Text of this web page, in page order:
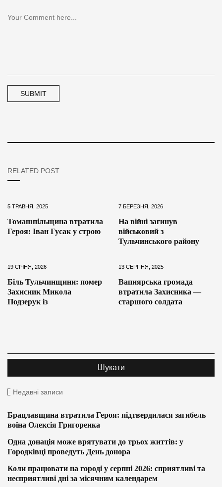
RELATED POST
5 ТРАВНЯ, 2025
Томашпільщина втратила
Героя: Іван Гусак у строю
7 БЕРЕЗНЯ, 2026
На війні загинув
військовий з
Тульчинського району
19 СІЧНЯ, 2026
Біль Тульчинщини: помер
Захисник Микола
Подзерук із
13 СЕРПНЯ, 2025
Вапнярська громада
втратила Захисника —
старшого солдата
Недавні записи
Брацлавщина втратила Героя: підтвердилася загибель
воїна Олексія Григоренка
Одна донація може врятувати до трьох життів: у
Городківці проведуть День донора
Коли працювати на городі у серпні 2026: сприятливі та
несприятливі дні за місячним календарем